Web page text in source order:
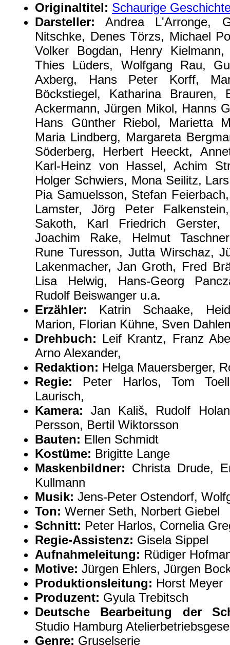
Originaltitel: Schaurige
Darsteller: Andrea L'Arronge,
Nitschke, Denes Törzs, Michael
Volker Bogdan, Henry Kielmann,
Thies Lüders, Wolfgang Rau,
Axberg, Hans Peter Korff,
Böckstiegel, Katharina Brauren,
Ackermann, Jürgen Mikol, Hanns
Hans Günther Riebol, Marietta
Maria Lindberg, Margareta
Söderberg, Herbert Heeckt,
Karl-Heinz von Hassel, Achim
Holger Schwiers, Mona Seilitz,
Pia Samuelsson, Stefan
Lamster, Jörg Peter
Sakoth, Karl Friedrich Gerster,
Joachim Rake, Helmut
Rune Turesson, Jutta Wirschaz,
Lakenmacher, Jan Groth, Fred
Lisa Helwig, Hans-Georg
Rudolf Beiswanger u.a.
Erzähler: Katrin Schaake,
Marion, Florian Kühne, Sven
Drehbuch: Leif Krantz, Franz
Arno Alexander,
Redaktion: Helga Mauersberger,
Regie: Peter Harlos, Tom
Laurisch,
Kamera: Jan Kališ, Rudolf
Persson, Bertil Wiktorsson
Bauten: Ellen Schmidt
Kostüme: Brigitte Lange
Maskenbildner: Christa Drude,
Kullmann
Musik: Jens-Peter Ostendorf,
Ton: Werner Seth, Norbert Giebel
Schnitt: Peter Harlos, Cornelia
Regie-Assistenz: Gisela Sippel
Aufnahmeleitung: Rüdiger
Motive: Jürgen Ehlers, Jürgen
Produktionsleitung: Horst Meyer
Produzent: Gyula Trebitsch
Deutsche Bearbeitung der
Studio Hamburg
Genre: Gruselserie